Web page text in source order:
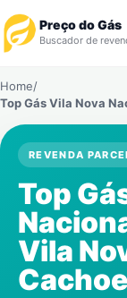
Preço do Gás
Buscador de
Rastrear Pedido
Revendedor
Notícias
Cadastre-se
Gás
Home/
Top Gás Vila Nova
REVENDA
Top
Vila